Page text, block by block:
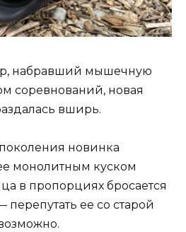
набравший мышечную
соревнований, новая
вширь.
новинка
монолитным куском
в пропорциях бросается
перепутать ее со старой